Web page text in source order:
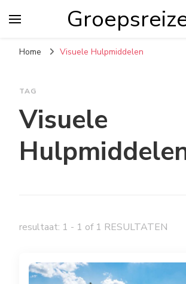
Home Visuele Hulpmiddelen
TAG
Visuele
resultaat: 1 - 1 of 1 RESULTATEN